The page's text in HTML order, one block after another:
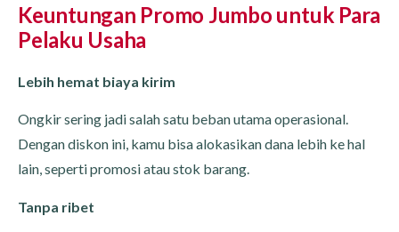
Keuntungan Promo Jumbo untuk Para
Pelaku Usaha
Lebih hemat biaya kirim
Ongkir sering jadi salah satu beban utama operasional.
Dengan diskon ini, kamu bisa alokasikan dana lebih ke hal
lain, seperti promosi atau stok barang.
Tanpa ribet